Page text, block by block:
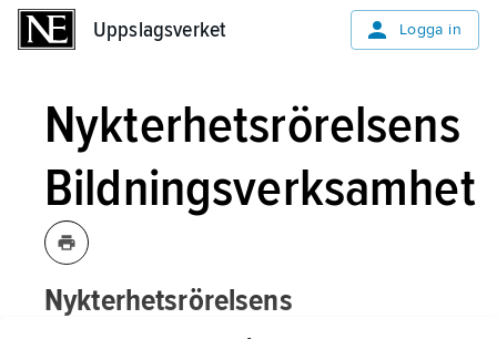
Uppslagsverket Logga in
Nykterhetsrörelsens
Bildningsverksamhet
Nykterhetsrörelsens